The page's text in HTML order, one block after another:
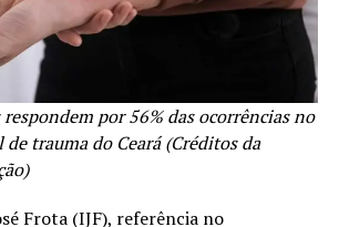
por 56% das ocorrências no
trauma do Ceará (Créditos da
Frota (IJF), referência no